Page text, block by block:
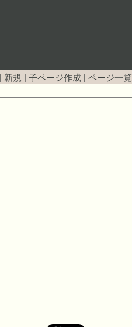
新規 子ページ作成 ページ一覧